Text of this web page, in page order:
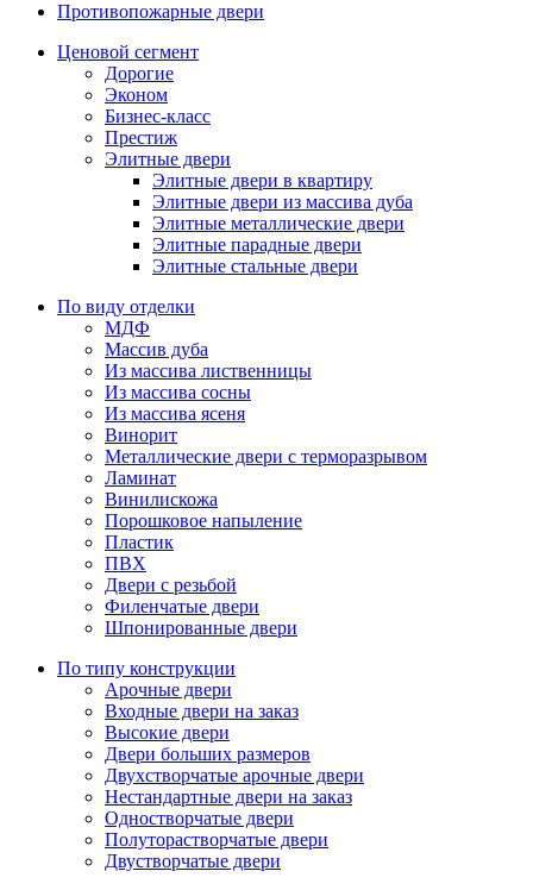
Противопожарные двери
Ценовой сегмент
Дорогие
Эконом
Бизнес-класс
Престиж
Элитные двери
Элитные двери в квартиру
Элитные двери из массива дуба
Элитные металлические двери
Элитные парадные двери
Элитные стальные двери
По виду отделки
МДФ
Массив дуба
Из массива лиственницы
Из массива сосны
Из массива ясеня
Винорит
Металлические двери с терморазрывом
Ламинат
Винилискожа
Порошковое напыление
Пластик
ПВХ
Двери с резьбой
Филенчатые двери
Шпонированные двери
По типу конструкции
Арочные двери
Входные двери на заказ
Высокие двери
Двери больших размеров
Двухстворчатые арочные двери
Нестандартные двери на заказ
Одностворчатые двери
Полуторастворчатые двери
Двустворчатые двери